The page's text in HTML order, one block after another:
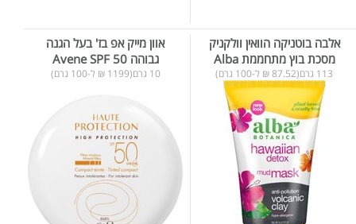
אלבה בוטניקה הוואין וולקניק
מסכת בוץ מתחממת Alba
113 גרם(87.52 ₪ ל-100 גרם)
אוון מייק אפ בז' בעל הגנה
גבוהה Avene SPF 50
10 גרם(1199 ₪ ל-100 גרם)